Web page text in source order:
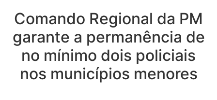
Comando Regional da PM
garante a permanência de
no mínimo dois policiais
nos municípios menores